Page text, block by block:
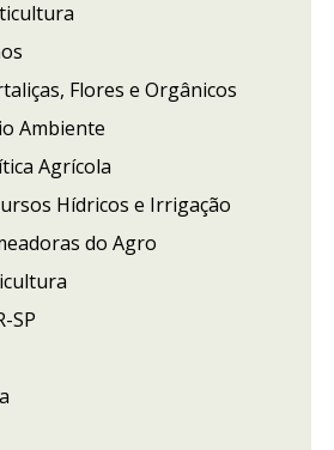
Flores e Orgânicos
Ambiente
Agrícola
Hídricos e Irrigação
do Agro
SP